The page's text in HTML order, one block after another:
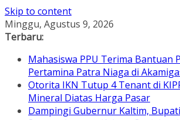
Skip to content
Minggu, Agustus 9, 2026
Terbaru:
Mahasiswa PPU Terima Bantuan
Pertamina Patra Niaga di
Otorita IKN Tutup 4 Tenant di
Mineral Diatas Harga Pasar
Dampingi Gubernur Kaltim,